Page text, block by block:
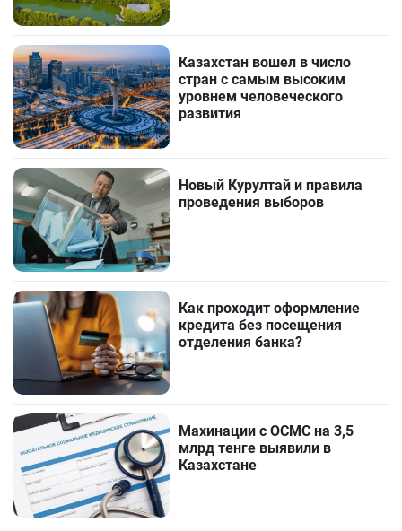
Казахстан вошел в число
стран с самым высоким
уровнем человеческого
развития
Новый Курултай и правила
проведения выборов
Как проходит оформление
кредита без посещения
отделения банка?
Махинации с ОСМС на 3,5
млрд тенге выявили в
Казахстане